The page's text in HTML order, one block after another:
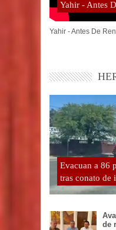
Yahir - Antes
Yahir - Antes De
Evacuan a 86
tras conato de
de